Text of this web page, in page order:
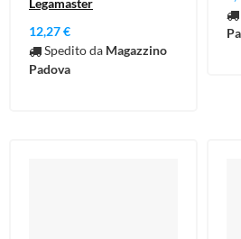
Legamaster
12,27 €
Spedito da Magazzino
Padova